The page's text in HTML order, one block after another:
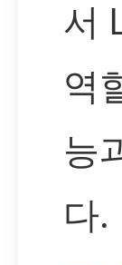
서
역
능
다.